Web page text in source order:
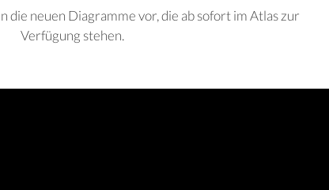
die neuen Diagramme vor, die ab sofort im Atlas zur
Verfügung stehen.